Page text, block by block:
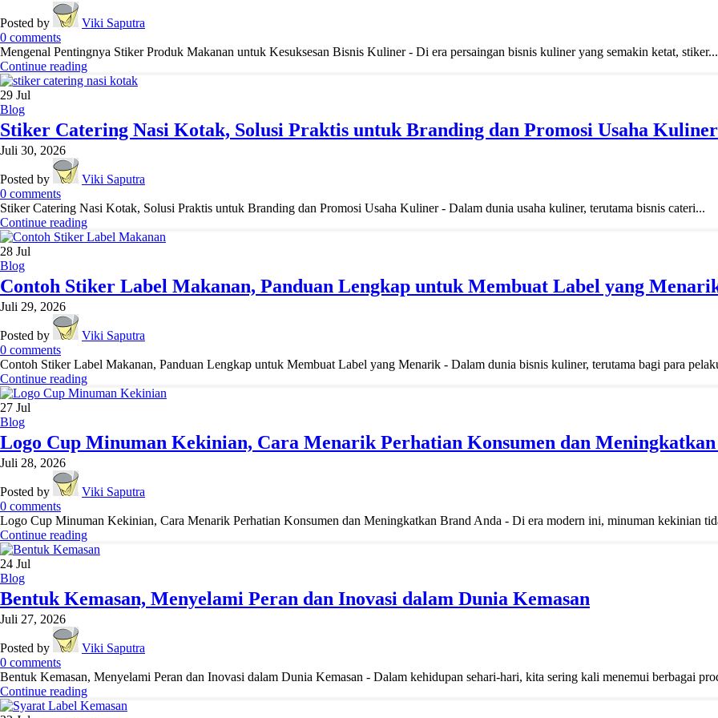
Posted by
Viki Saputra
0 comments
Mengenal Pentingnya Stiker Produk Makanan untuk Kesuksesan Bisnis Kuliner - Di era persaingan bisnis kuliner yang semakin ketat, stiker...
Continue reading
29 Jul
Blog
Stiker Catering Nasi Kotak, Solusi Praktis untuk Branding dan Promosi Usaha Kuliner
Juli 30, 2026
Posted by
Viki Saputra
0 comments
Stiker Catering Nasi Kotak, Solusi Praktis untuk Branding dan Promosi Usaha Kuliner - Dalam dunia usaha kuliner, terutama bisnis cateri...
Continue reading
28 Jul
Blog
Contoh Stiker Label Makanan, Panduan Lengkap untuk Membuat Label yang
Juli 29, 2026
Posted by
Viki Saputra
0 comments
Contoh Stiker Label Makanan, Panduan Lengkap untuk Membuat Label yang Menarik - Dalam dunia bisnis kuliner, terutama bagi para
Continue reading
27 Jul
Blog
Logo Cup Minuman Kekinian, Cara Menarik Perhatian Konsumen dan
Juli 28, 2026
Posted by
Viki Saputra
0 comments
Logo Cup Minuman Kekinian, Cara Menarik Perhatian Konsumen dan Meningkatkan Brand Anda - Di era modern ini, minuman kekinian
Continue reading
24 Jul
Blog
Bentuk Kemasan, Menyelami Peran dan Inovasi dalam Dunia Kemasan
Juli 27, 2026
Posted by
Viki Saputra
0 comments
Bentuk Kemasan, Menyelami Peran dan Inovasi dalam Dunia Kemasan - Dalam kehidupan sehari-hari, kita sering kali menemui berbagai
Continue reading